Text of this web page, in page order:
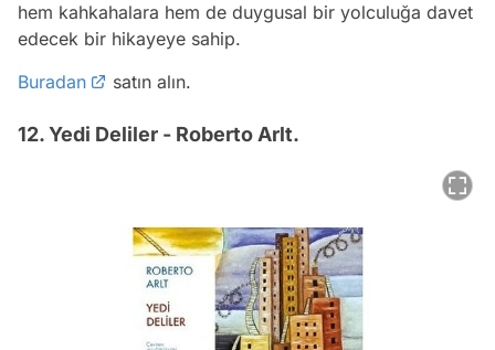
hem kahkahalara hem de duygusal bir yolculuğa davet
edecek bir hikayeye sahip.
Buradan
satın alın.
12. Yedi Deliler - Roberto Arlt.